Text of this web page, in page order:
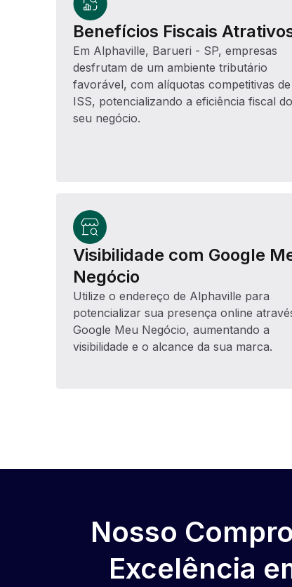
Benefícios Fiscais
Em Alphaville, Barueri - SP, empresas
desfrutam de um ambiente tributário
favorável, com alíquotas competitivas de
ISS, potencializando a eficiência fiscal do
seu negócio.
Visibilidade com Google
Negócio
Utilize o endereço de Alphaville para
potencializar sua presença online
Google Meu Negócio, aumentando a
visibilidade e o alcance da sua marca.
Nosso
Excelência